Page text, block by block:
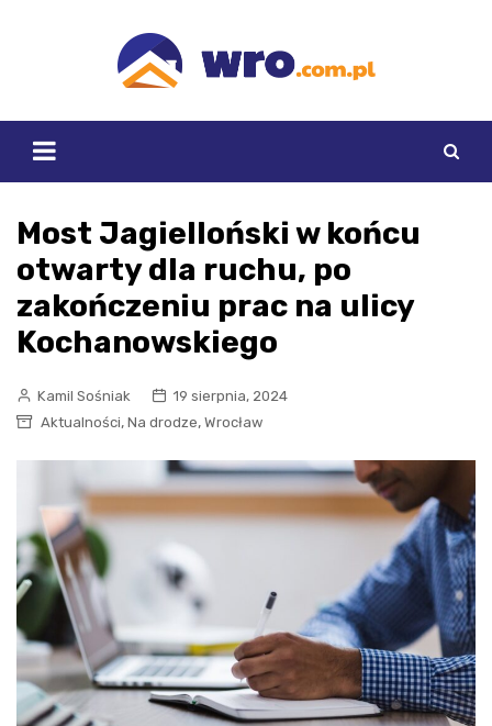
Most Jagielloński w końcu
otwarty dla ruchu, po
zakończeniu prac na ulicy
Kochanowskiego
Kamil Sośniak
19 sierpnia, 2024
Aktualności, Na drodze, Wrocław